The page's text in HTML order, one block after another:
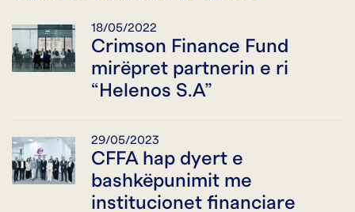
18/05/2022
Crimson Finance Fund
mirëpret partnerin e ri
“Helenos S.A”
29/05/2023
CFFA hap dyert e
bashkëpunimit me
institucionet financiare